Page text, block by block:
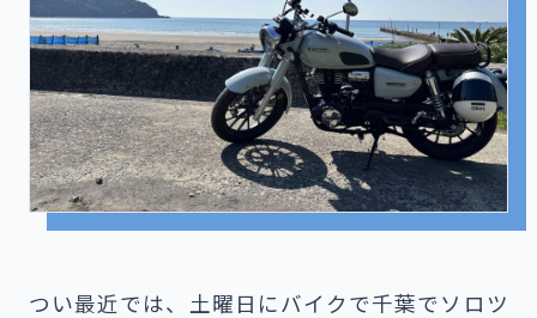
つい最近では、土曜日にバイクで千葉でソロツ